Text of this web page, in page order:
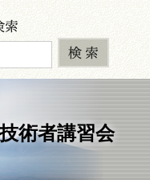
術者講習会